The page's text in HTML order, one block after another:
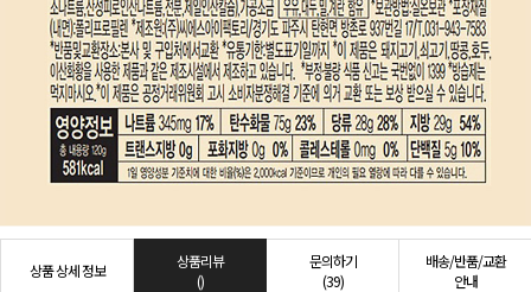
상품 상세 정보
상품리뷰
()
문의하기
(39)
배송/반품/교환
안내